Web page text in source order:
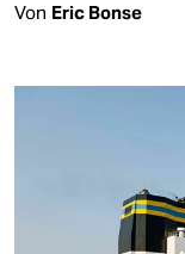
Von Eric Bonse